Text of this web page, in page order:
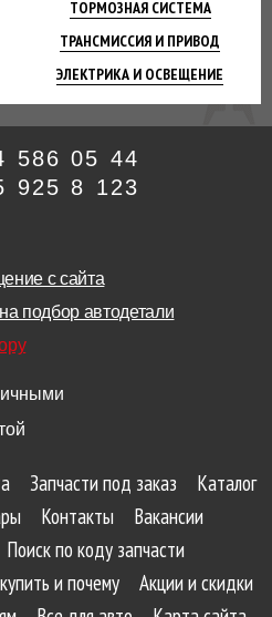
ТОРМОЗНАЯСИСТЕМА
ТРАНСМИССИЯ И ПРИВОД
ЭЛЕКТРИКА И ОСВЕЩЕНИЕ
586 05 44
925 8 123
с сайта
подбор автодетали
Запчасти под заказ
Каталог
Контакты
Вакансии
Поиск по коду запчасти
и почему
Акции и скидки